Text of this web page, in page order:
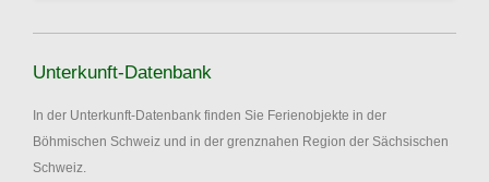
Unterkunft-Datenbank
In der Unterkunft-Datenbank finden Sie Ferienobjekte in der
Böhmischen Schweiz und in der grenznahen Region der Sächsischen
Schweiz.